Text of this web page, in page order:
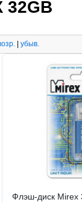
| убыв.
Флэш-диск Mirex